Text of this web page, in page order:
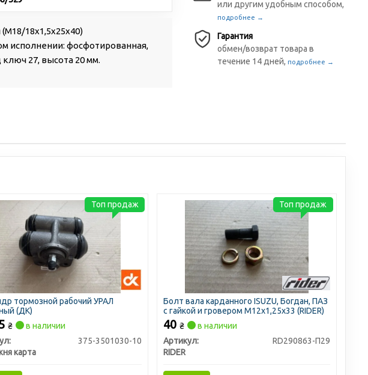
18х1,5х25х40)
исполнении: фосфотированная,
27, высота 20 мм.
или другим удобным способом,
подробнее →
Гарантия
обмен/возврат товара в
течение 14 дней,подробнее →
тормозной рабочий УРАЛ
(ДК)
₴
в наличии
375-3501030-10
карта
Топ продаж
Болт вала карданного ISUZU, Богдан, ПАЗ
с гайкой и гровером M12х1,25х33 (RIDER)
40₴
в наличии
Артикул:
RD290863-П29
RIDER
Топ продаж